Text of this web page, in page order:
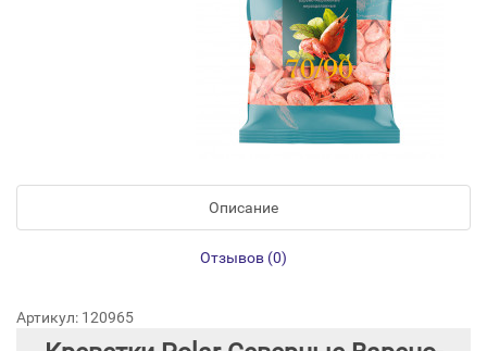
Описание
Отзывов (0)
Артикул: 120965